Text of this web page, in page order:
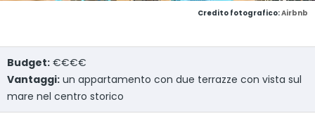
Credito fotografico:Airbnb
Budget: €€€€
Vantaggi: un appartamento con due terrazze con vista sul
mare nel centro storico